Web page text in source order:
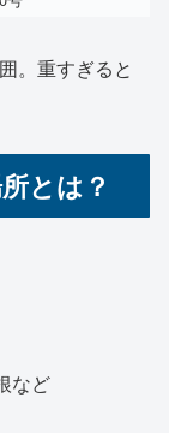
。重すぎると
とは？
など